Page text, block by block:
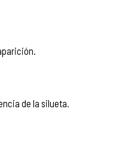
de la silueta.